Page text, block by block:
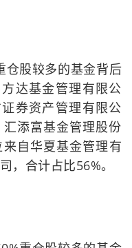
股较多的基金背后
达基金管理有限公
券资产管理有限公
添富基金管理股份
自华夏基金管理有
，合计占比56%。